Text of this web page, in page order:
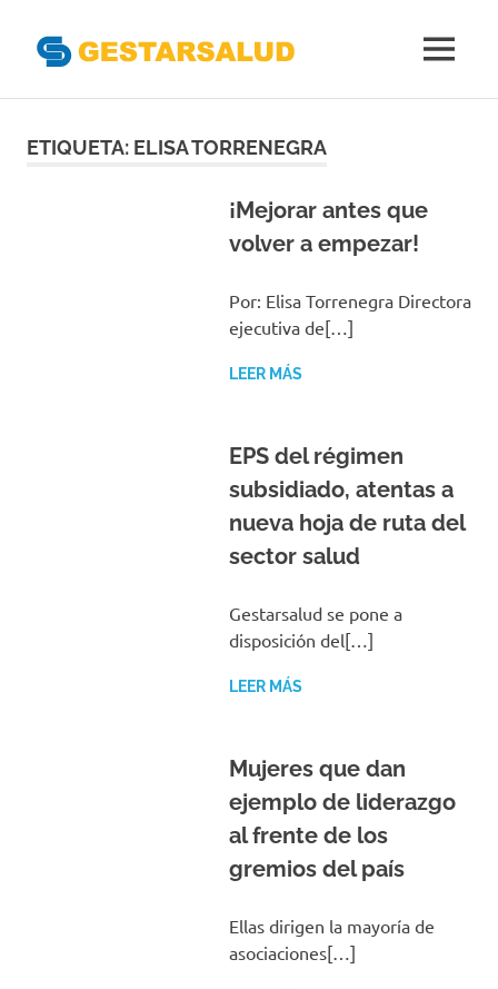
Gestoras
MENÚ
ETIQUETA: ELISA TORRENEGRA
¡Mejorar antes que
volver a empezar!
Por: Elisa Torrenegra Directora
ejecutiva de[…]
LEER MÁS
EPS del régimen
subsidiado, atentas a
nueva hoja de ruta del
sector salud
Gestarsalud se pone a
disposición del[…]
LEER MÁS
Mujeres que dan
ejemplo de liderazgo
al frente de los
gremios del país
Ellas dirigen la mayoría de
asociaciones[…]